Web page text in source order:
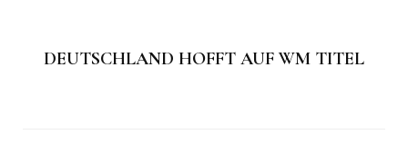
DEUTSCHLAND HOFFT AUF WM TITEL